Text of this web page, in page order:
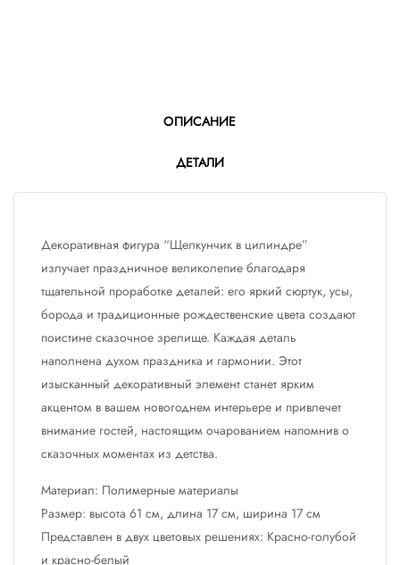
ОПИСАНИЕ
ДЕТАЛИ
Декоративная фигура “Щелкунчик в цилиндре”
излучает праздничное великолепие благодаря
тщательной проработке деталей: его яркий сюртук, усы,
борода и традиционные рождественские цвета создают
поистине сказочное зрелище. Каждая деталь
наполнена духом праздника и гармонии. Этот
изысканный декоративный элемент станет ярким
акцентом в вашем новогоднем интерьере и привлечет
внимание гостей, настоящим очарованием напомнив о
сказочных моментах из детства.
Материал: Полимерные материалы
Размер: высота 61 см, длина 17 см, ширина 17 см
Представлен в двух цветовых решениях: Красно-голубой
и красно-белый